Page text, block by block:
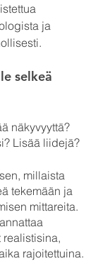
ja
selkeä
näkyvyyttä?
Lisää liidejä?
millaista
tekemään ja
mittareita.
realistisina,
rajoitettuina.